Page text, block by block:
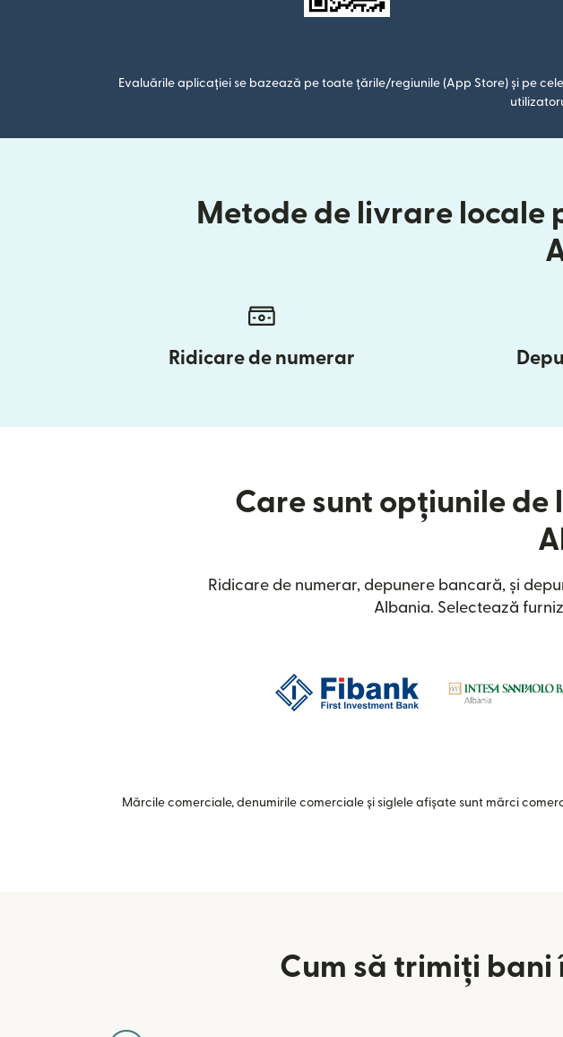
Evaluările aplicației se bazează pe toate țările/regiunile (App Store) și pe
Metode de livrare locale
Ridicare de numerar
Care sunt opțiunile
Ridicare de numerar, depunere bancară, și
Albania. Selectează
Mărcile comerciale, denumirile comerciale și siglele afișate sunt mărci
Cum să trimiți bani